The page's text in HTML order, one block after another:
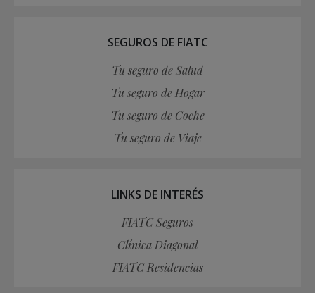
SEGUROS DE FIATC
Tu seguro de Salud
Tu seguro de Hogar
Tu seguro de Coche
Tu seguro de Viaje
LINKS DE INTERÉS
FIATC Seguros
Clínica Diagonal
FIATC Residencias